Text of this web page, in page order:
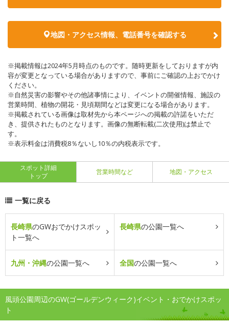
地図・アクセス情報、電話番号を確認する
※掲載情報は2024年5月時点のものです。随時更新をしておりますが内
容が変更となっている場合がありますので、事前にご確認の上おでかけ
ください。
※自然災害の影響やその他諸事情により、イベントの開催情報、施設の
営業時間、植物の開花・見頃期間などは変更になる場合があります。
※掲載されている画像は取材先から本ページへの掲載の許諾をいただ
き、提供されたものとなります。画像の無断転載(二次使用)は禁止で
す。
※表示料金は消費税8％ないし10％の内税表示です。
スポット詳細
トップ
営業時間など 地図・アクセス
一覧に戻る
長崎県のGWおでかけスポッ
ト一覧へ
長崎県の公園一覧へ
九州・沖縄の公園一覧へ 全国の公園一覧へ
風頭公園周辺のGW(ゴールデンウィーク)イベント・おでかけスポッ
ト